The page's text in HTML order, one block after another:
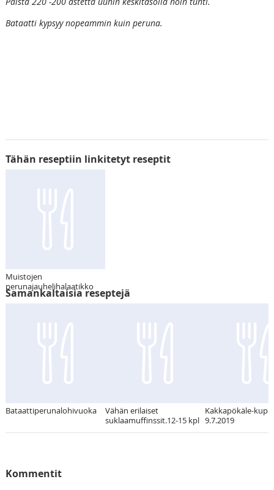
Bataatti kypsyy nopeammin kuin peruna.
Tähän reseptiin linkitetyt reseptit
Muistojen
perunajauhelihalaatikko
Samankaltaisia reseptejä
Bataattiperunalohivuoka
Vähän erilaiset
suklaamuffinssit.12-15 kpl
Kakkapökäle-
9.7.2019
Kommentit